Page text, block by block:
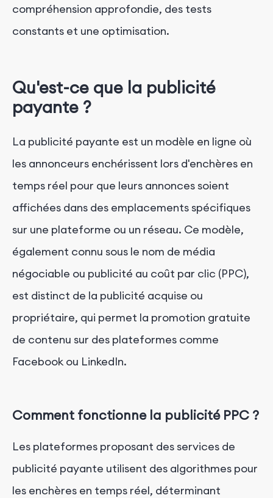
compréhension approfondie, des tests
constants et une optimisation.
Qu'est-ce que la publicité
payante ?
La publicité payante est un modèle en ligne où
les annonceurs enchérissent lors d'enchères en
temps réel pour que leurs annonces soient
affichées dans des emplacements spécifiques
sur une plateforme ou un réseau. Ce modèle,
également connu sous le nom de média
négociable ou publicité au coût par clic (PPC),
est distinct de la publicité acquise ou
propriétaire, qui permet la promotion gratuite
de contenu sur des plateformes comme
Facebook ou LinkedIn.
Comment fonctionne la publicité PPC ?
Les plateformes proposant des services de
publicité payante utilisent des algorithmes pour
les enchères en temps réel, déterminant